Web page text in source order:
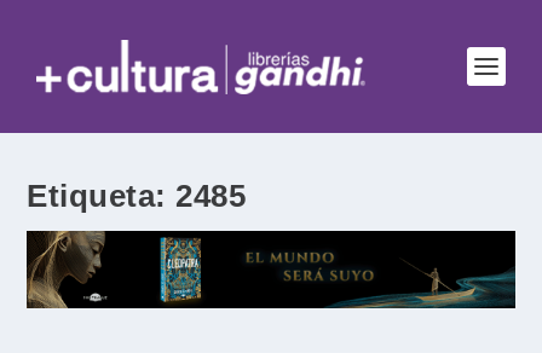
Etiqueta: 2485